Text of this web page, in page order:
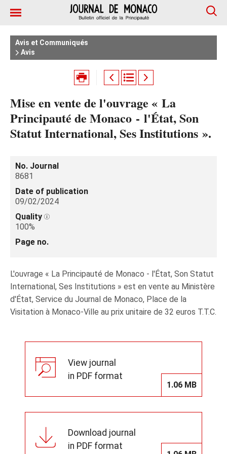
Avis et Communiqués
Avis
Mise en vente de l'ouvrage « La
Principauté de Monaco - l'État, Son
Statut International, Ses Institutions ».
No. Journal
8681
Date of publication
09/02/2024
Quality
100%
Page no.
L'ouvrage « La Principauté de Monaco - l'État, Son Statut
International, Ses Institutions » est en vente au Ministère
d'État, Service du Journal de Monaco, Place de la
Visitation à Monaco‑Ville au prix unitaire de 32 euros T.T.C.
View journal
in PDF format
1.06 MB
Download journal
in PDF format